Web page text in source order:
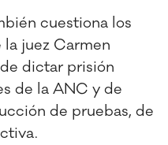
cuestiona los
la juez Carmen
dictar prisión
de la ANC y de
de pruebas, de